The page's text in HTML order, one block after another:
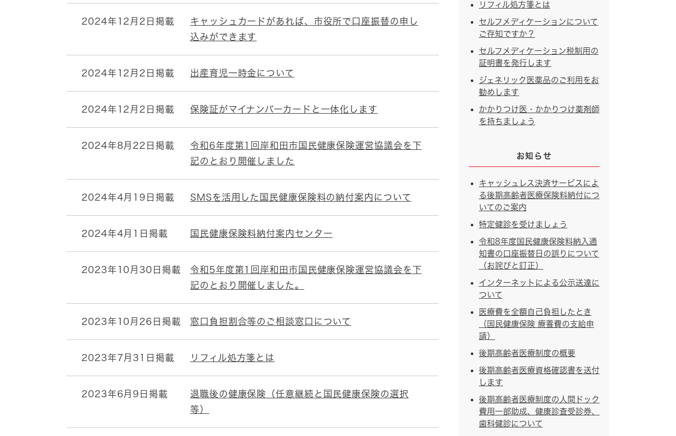
2024年12月2日掲載
キャッシュカードがあれば、市役所で口座振替の申し
込みができます
2024年12月2日掲載 出産育児一時金について
2024年12月2日掲載 保険証がマイナンバーカードと一体化します
2024年8月22日掲載
令和6年度第1回岸和田市国民健康保険運営協議会を下
記のとおり開催しました
2024年4月19日掲載 SMSを活用した国民健康保険料の納付案内について
2024年4月1日掲載 国民健康保険料納付案内センター
2023年10月30日掲載
令和5年度第1回岸和田市国民健康保険運営協議会を下
記のとおり開催しました。
2023年10月26日掲載 窓口負担割合等のご相談窓口について
2023年7月31日掲載 リフィル処方箋とは
2023年6月9日掲載
退職後の健康保険（任意継続と国民健康保険の選択
等）
リフィル処方箋とは
セルフメディケーションについて
ご存知ですか？
セルフメディケーション税制用の
証明書を発行します
ジェネリック医薬品のご利用をお
勧めします
かかりつけ医・かかりつけ薬剤師
を持ちましょう
お知らせ
キャッシュレス決済サービスによ
る後期高齢者医療保険料納付につ
いてのご案内
特定健診を受けましょう
令和8年度国民健康保険料納入通
知書の口座振替日の誤りについて
（お詫びと訂正）
インターネットによる公示送達に
ついて
医療費を全額自己負担したとき
（国民健康保険 療養費の支給申
請）
後期高齢者医療制度の概要
後期高齢者医療資格確認書を送付
します
後期高齢者医療制度の人間ドック
費用一部助成、健康診査受診券、
歯科健診について